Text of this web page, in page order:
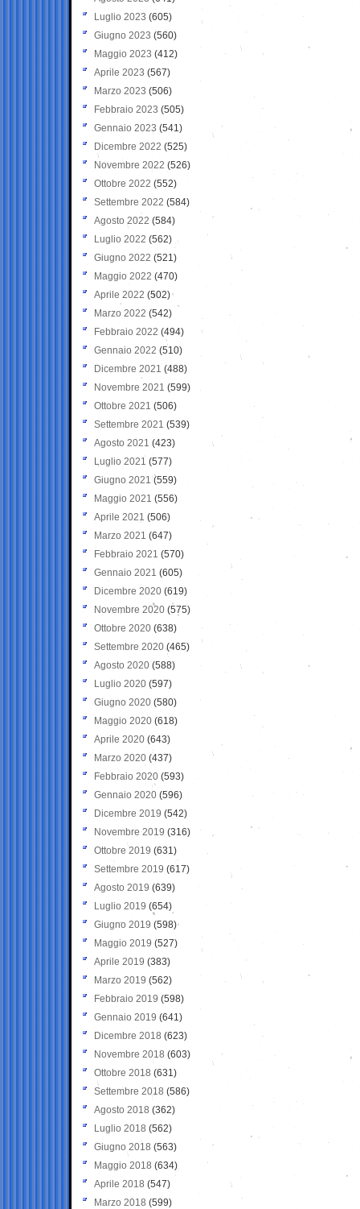
Luglio 2023 (605)
Giugno 2023 (560)
Maggio 2023 (412)
Aprile 2023 (567)
Marzo 2023 (506)
Febbraio 2023 (505)
Gennaio 2023 (541)
Dicembre 2022 (525)
Novembre 2022 (526)
Ottobre 2022 (552)
Settembre 2022 (584)
Agosto 2022 (584)
Luglio 2022 (562)
Giugno 2022 (521)
Maggio 2022 (470)
Aprile 2022 (502)
Marzo 2022 (542)
Febbraio 2022 (494)
Gennaio 2022 (510)
Dicembre 2021 (488)
Novembre 2021 (599)
Ottobre 2021 (506)
Settembre 2021 (539)
Agosto 2021 (423)
Luglio 2021 (577)
Giugno 2021(559)
Maggio 2021 (556)
Aprile 2021 (506)
Marzo 2021 (647)
Febbraio 2021 (570)
Gennaio 2021 (605)
Dicembre 2020 (619)
Novembre 2020 (575)
Ottobre 2020 (638)
Settembre 2020(465)
Agosto 2020 (588)
Luglio 2020 (597)
Giugno 2020 (580)
Maggio 2020 (618)
Aprile 2020 (643)
Marzo 2020 (437)
Febbraio 2020 (593)
Gennaio 2020 (596)
Dicembre 2019 (542)
Novembre 2019 (316)
Ottobre 2019 (631)
Settembre 2019 (617)
Agosto 2019 (639)
Luglio 2019 (654)
Giugno 2019 (598)
Maggio 2019 (527)
Aprile 2019 (383)
Marzo 2019 (562)
Febbraio 2019 (598)
Gennaio 2019 (641)
Dicembre 2018 (623)
Novembre 2018 (603)
Ottobre 2018 (631)
Settembre 2018 (586)
Agosto 2018 (362)
Luglio 2018 (562)
Giugno 2018 (563)
Maggio 2018 (634)
Aprile 2018 (547)
Marzo 2018 (599)